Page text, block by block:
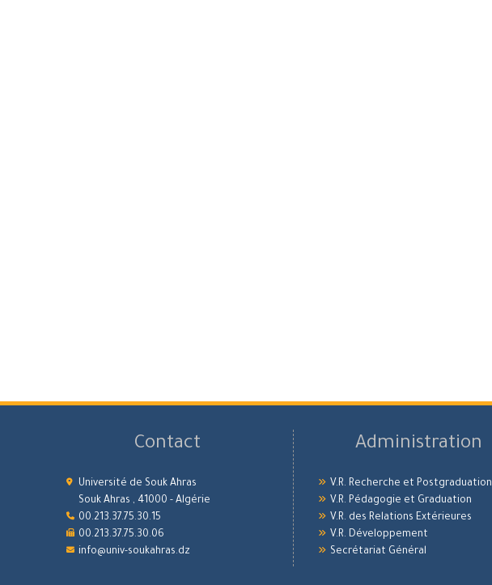
Contact
Université de Souk Ahras
Souk Ahras , 41000 - Algérie
00.213.37.75.30.15
00.213.37.75.30.06
info@univ-soukahras.dz
Administration
V.R. Recherche et Postgraduation
V.R. Pédagogie et Graduation
V.R. des Relations Extérieures
V.R. Développement
Secrétariat Général